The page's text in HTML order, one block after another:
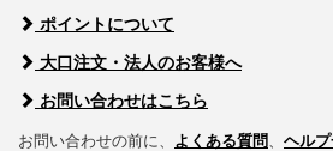
ポイントについて
大口注文・法人のお客様へ
お問い合わせはこちら
お問い合わせの前に、 よくある質問 ヘル